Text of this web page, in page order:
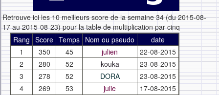
Retrouve ici les 10 meilleurs score de la semaine 34 (du 2015-08-
17 au 2015-08-23) pour la table de multiplication par cinq
Rang Score Temps Nom ou pseudo
date
1
350 45 julien
22-08-2015
2
280 52 kouka
23-08-2015
3
278 52 DORA
23-08-2015
4
269 53 julie
17-08-2015